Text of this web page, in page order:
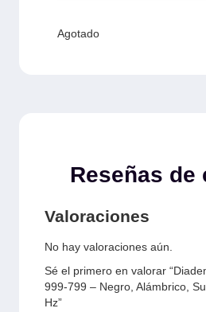
Agotado
Reseñas de
Valoraciones
No hay valoraciones aún.
Sé el primero en valorar
999-799 – Negro, Alámbrico,
Hz”